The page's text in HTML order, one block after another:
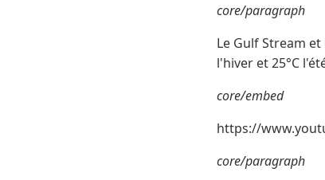
core/paragraph
Le Gulf Stream
l'hiver et 25°C
core/embed
https://
core/paragraph